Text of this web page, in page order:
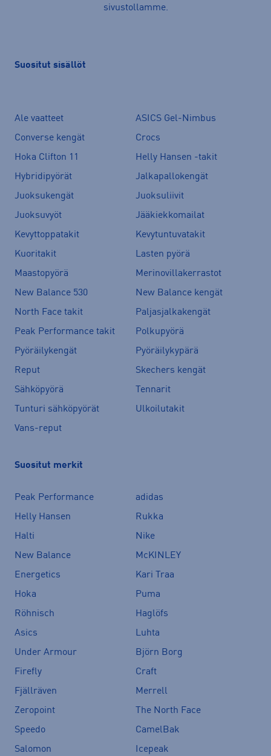
sivustollamme.
Suositut sisällöt
Ale vaatteet
ASICS Gel-Nimbus
Converse kengät
Crocs
Hoka Clifton 11
Helly Hansen -takit
Hybridipyörät
Jalkapallokengät
Juoksukengät
Juoksuliivit
Juoksuvyöt
Jääkiekkomailat
Kevyttoppatakit
Kevytuntuvatakit
Kuoritakit
Lasten pyörä
Maastopyörä
Merinovillakerrastot
New Balance 530
New Balance kengät
North Face takit
Paljasjalkakengät
Peak Performance takit
Polkupyörä
Pyöräilykengät
Pyöräilykypärä
Reput
Skechers kengät
Sähköpyörä
Tennarit
Tunturi sähköpyörät
Ulkoilutakit
Vans-reput
Suositut merkit
Peak Performance
adidas
Helly Hansen
Rukka
Halti
Nike
New Balance
McKINLEY
Energetics
Kari Traa
Hoka
Puma
Röhnisch
Haglöfs
Asics
Luhta
Under Armour
Björn Borg
Firefly
Craft
Fjällräven
Merrell
Zeropoint
The North Face
Speedo
CamelBak
Salomon
Icepeak